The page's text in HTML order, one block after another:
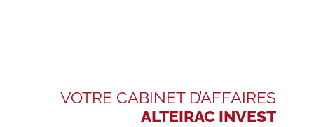
VOTRE CABINET D’AFFAIRES
ALTEIRAC INVEST